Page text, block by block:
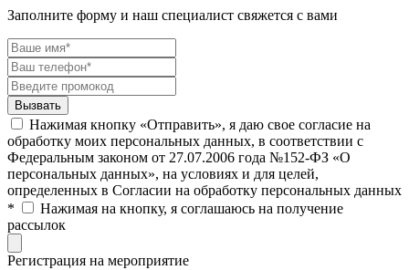
Заполните форму и наш специалист свяжется с вами
Нажимая кнопку «Отправить», я даю свое согласие на
обработку моих персональных данных, в соответствии с
Федеральным законом от 27.07.2006 года №152-ФЗ «О
персональных данных», на условиях и для целей,
определенных в Согласии на обработку персональных данных
*
Нажимая на кнопку, я соглашаюсь на получение
рассылок
Регистрация на мероприятие